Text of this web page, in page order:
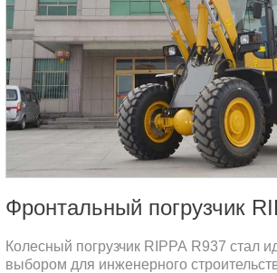
Фронтальный погрузчик
Колесный погрузчик RIPPA R937 стал
выбором для инженерного